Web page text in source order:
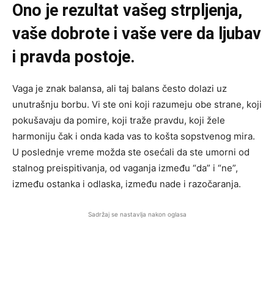
Ono je rezultat vašeg strpljenja,
vaše dobrote i vaše vere da ljubav
i pravda postoje.
Vaga je znak balansa, ali taj balans često dolazi uz
unutrašnju borbu. Vi ste oni koji razumeju obe strane, koji
pokušavaju da pomire, koji traže pravdu, koji žele
harmoniju čak i onda kada vas to košta sopstvenog mira.
U poslednje vreme možda ste osećali da ste umorni od
stalnog preispitivanja, od vaganja između “da” i “ne”,
između ostanka i odlaska, između nade i razočaranja.
Sadržaj se nastavlja nakon oglasa